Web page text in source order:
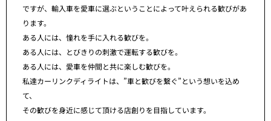
ですが、輸入車を愛車に選ぶということによって叶えられる歓びがあ
ります。
ある人には、憧れを手に入れる歓びを。
ある人には、とびきりの刺激で運転する歓びを。
ある人には、愛車を仲間と共に楽しむ歓びを。
私達カーリンクディライトは、”車と歓びを繋ぐ”という想いを込め
て、
その歓びを身近に感じて頂ける店創りを目指しています。